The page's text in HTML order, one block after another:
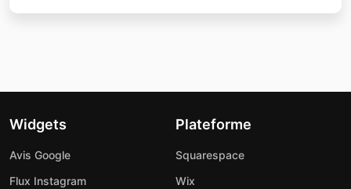
Widgets
Avis Google
Flux Instagram
Plateforme
Squarespace
Wix